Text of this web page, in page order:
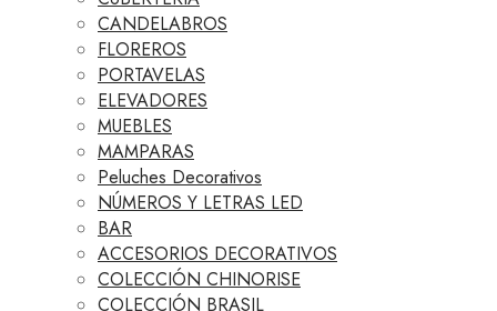
CANDELABROS
FLOREROS
PORTAVELAS
ELEVADORES
MUEBLES
MAMPARAS
Peluches Decorativos
NÚMEROS Y LETRAS LED
BAR
ACCESORIOS DECORATIVOS
COLECCIÓN CHINORISE
COLECCIÓN BRASIL